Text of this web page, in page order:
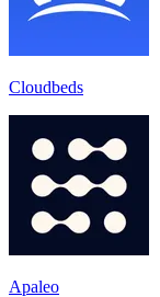
Cloudbeds
Apaleo